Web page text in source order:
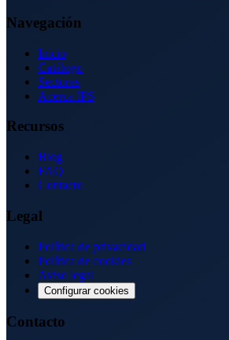
Navegación
Inicio
Catálogo
Sectores
Acerca IPS
Recursos
Blog
FAQ
Contacto
Legal
Política de privacidad
Política de cookies
Aviso legal
Configurar cookies
Contacto